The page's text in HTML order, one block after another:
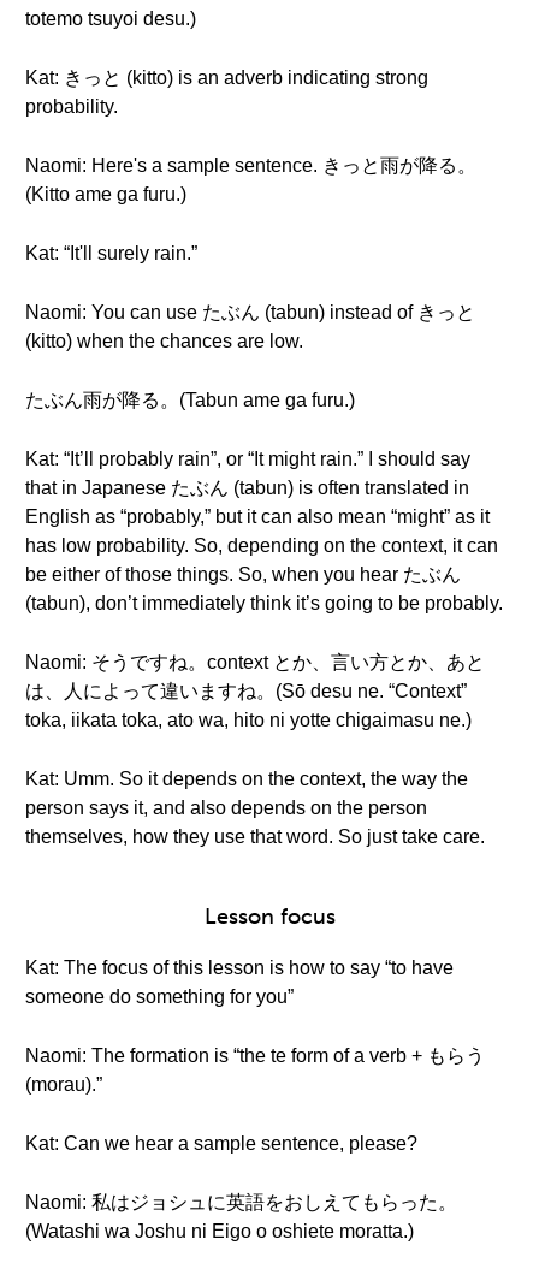
totemo tsuyoi desu.)
Kat: きっと (kitto) is an adverb indicating strong
probability.
Naomi: Here's a sample sentence. きっと雨が降る。
(Kitto ame ga furu.)
Kat: “It'll surely rain.”
Naomi: You can use たぶん (tabun) instead of きっと
(kitto) when the chances are low.
たぶん雨が降る。(Tabun ame ga furu.)
Kat: “It’ll probably rain”, or “It might rain.” I should say
that in Japanese たぶん (tabun) is often translated in
English as “probably,” but it can also mean “might” as it
has low probability. So, depending on the context, it can
be either of those things. So, when you hear たぶん
(tabun), don’t immediately think it’s going to be probably.
Naomi: そうですね。context とか、言い方とか、あと
は、人によって違いますね。(Sō desu ne. “Context”
toka, iikata toka, ato wa, hito ni yotte chigaimasu ne.)
Kat: Umm. So it depends on the context, the way the
person says it, and also depends on the person
themselves, how they use that word. So just take care.
Lesson focus
Kat: The focus of this lesson is how to say “to have
someone do something for you”
Naomi: The formation is “the te form of a verb + もらう
(morau).”
Kat: Can we hear a sample sentence, please?
Naomi: 私はジョシュに英語をおしえてもらった。
(Watashi wa Joshu ni Eigo o oshiete moratta.)